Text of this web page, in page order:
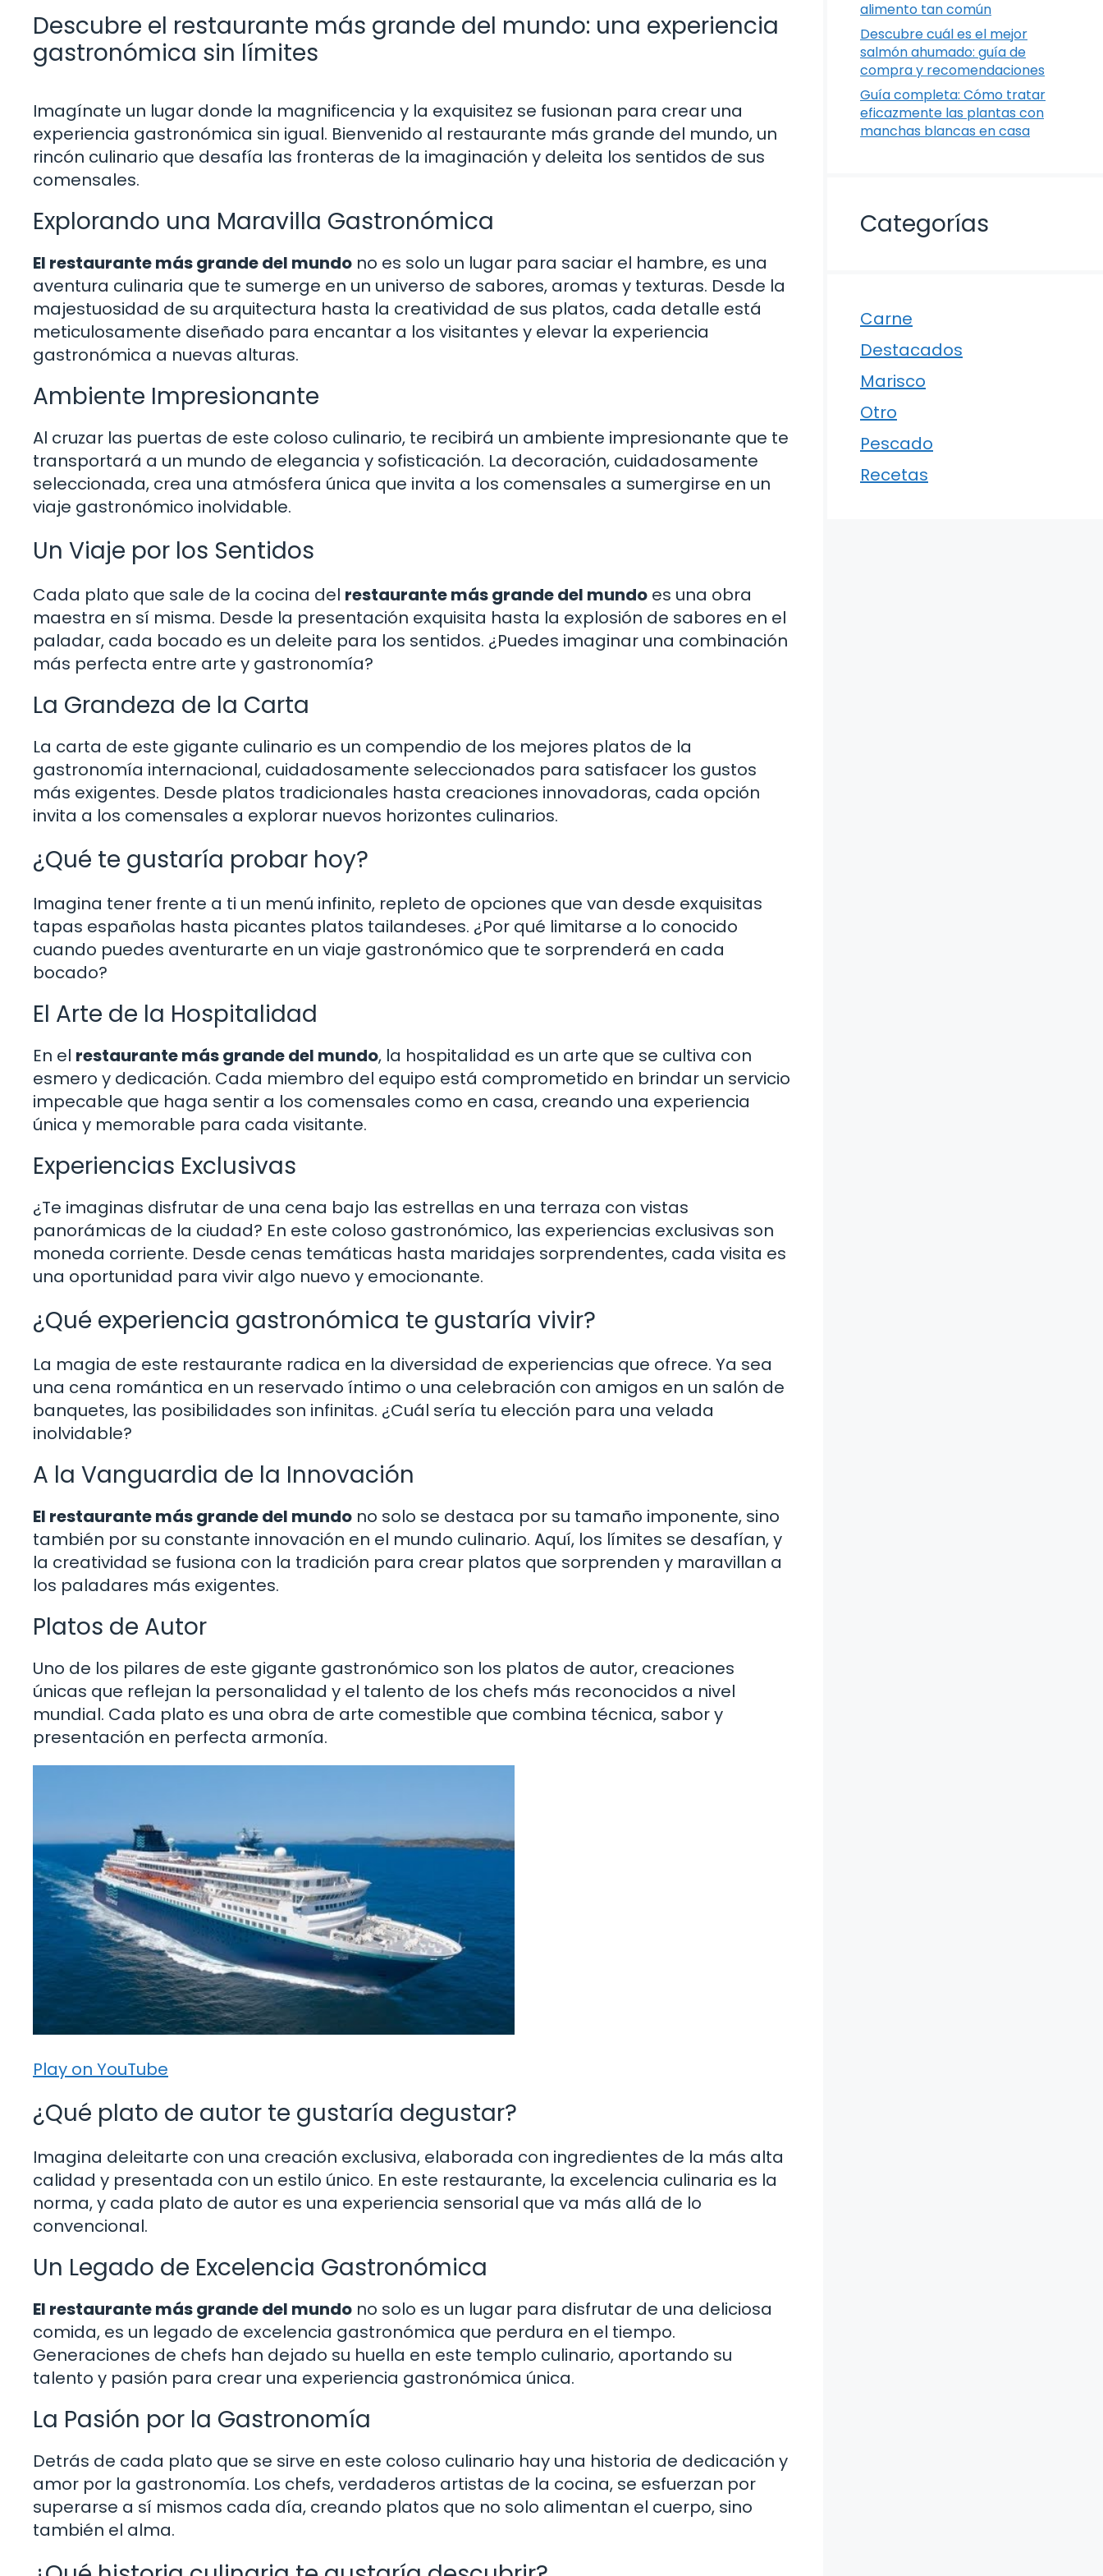
Descubre el restaurante más grande del mundo: una experiencia
gastronómica sin límites
Imagínate un lugar donde la magnificencia y la exquisitez se fusionan para crear una
experiencia gastronómica sin igual. Bienvenido al restaurante más grande del mundo, un
rincón culinario que desafía las fronteras de la imaginación y deleita los sentidos de sus
comensales.
Explorando una Maravilla Gastronómica
El restaurante más grande del mundo no es solo un lugar para saciar el hambre, es una
aventura culinaria que te sumerge en un universo de sabores, aromas y texturas. Desde la
majestuosidad de su arquitectura hasta la creatividad de sus platos, cada detalle está
meticulosamente diseñado para encantar a los visitantes y elevar la experiencia
gastronómica a nuevas alturas.
Ambiente Impresionante
Al cruzar las puertas de este coloso culinario, te recibirá un ambiente impresionante que te
transportará a un mundo de elegancia y sofisticación. La decoración, cuidadosamente
seleccionada, crea una atmósfera única que invita a los comensales a sumergirse en un
viaje gastronómico inolvidable.
Un Viaje por los Sentidos
Cada plato que sale de la cocina del restaurante más grande del mundo es una obra
maestra en sí misma. Desde la presentación exquisita hasta la explosión de sabores en el
paladar, cada bocado es un deleite para los sentidos. ¿Puedes imaginar una combinación
más perfecta entre arte y gastronomía?
La Grandeza de la Carta
La carta de este gigante culinario es un compendio de los mejores platos de la
gastronomía internacional, cuidadosamente seleccionados para satisfacer los gustos
más exigentes. Desde platos tradicionales hasta creaciones innovadoras, cada opción
invita a los comensales a explorar nuevos horizontes culinarios.
¿Qué te gustaría probar hoy?
Imagina tener frente a ti un menú infinito, repleto de opciones que van desde exquisitas
tapas españolas hasta picantes platos tailandeses. ¿Por qué limitarse a lo conocido
cuando puedes aventurarte en un viaje gastronómico que te sorprenderá en cada
bocado?
El Arte de la Hospitalidad
En el restaurante más grande del mundo, la hospitalidad es un arte que se cultiva con
esmero y dedicación. Cada miembro del equipo está comprometido en brindar un servicio
impecable que haga sentir a los comensales como en casa, creando una experiencia
única y memorable para cada visitante.
Experiencias Exclusivas
¿Te imaginas disfrutar de una cena bajo las estrellas en una terraza con vistas
panorámicas de la ciudad? En este coloso gastronómico, las experiencias exclusivas son
moneda corriente. Desde cenas temáticas hasta maridajes sorprendentes, cada visita es
una oportunidad para vivir algo nuevo y emocionante.
¿Qué experiencia gastronómica te gustaría vivir?
La magia de este restaurante radica en la diversidad de experiencias que ofrece. Ya sea
una cena romántica en un reservado íntimo o una celebración con amigos en un salón de
banquetes, las posibilidades son infinitas. ¿Cuál sería tu elección para una velada
inolvidable?
A la Vanguardia de la Innovación
El restaurante más grande del mundo no solo se destaca por su tamaño imponente, sino
también por su constante innovación en el mundo culinario. Aquí, los límites se desafían, y
la creatividad se fusiona con la tradición para crear platos que sorprenden y maravillan a
los paladares más exigentes.
Platos de Autor
Uno de los pilares de este gigante gastronómico son los platos de autor, creaciones
únicas que reflejan la personalidad y el talento de los chefs más reconocidos a nivel
mundial. Cada plato es una obra de arte comestible que combina técnica, sabor y
presentación en perfecta armonía.
Play on YouTube
¿Qué plato de autor te gustaría degustar?
Imagina deleitarte con una creación exclusiva, elaborada con ingredientes de la más alta
calidad y presentada con un estilo único. En este restaurante, la excelencia culinaria es la
norma, y cada plato de autor es una experiencia sensorial que va más allá de lo
convencional.
Un Legado de Excelencia Gastronómica
El restaurante más grande del mundo no solo es un lugar para disfrutar de una deliciosa
comida, es un legado de excelencia gastronómica que perdura en el tiempo.
Generaciones de chefs han dejado su huella en este templo culinario, aportando su
talento y pasión para crear una experiencia gastronómica única.
La Pasión por la Gastronomía
Detrás de cada plato que se sirve en este coloso culinario hay una historia de dedicación y
amor por la gastronomía. Los chefs, verdaderos artistas de la cocina, se esfuerzan por
superarse a sí mismos cada día, creando platos que no solo alimentan el cuerpo, sino
también el alma.
alimento tan común
Descubre cuál es el mejor
salmón ahumado: guía de
compra y recomendaciones
Guía completa: Cómo tratar
eficazmente las plantas con
manchas blancas en casa
Categorías
Carne
Destacados
Marisco
Otro
Pescado
Recetas